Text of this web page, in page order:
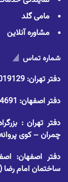
مامی گلد
مشاوره آنلاین
شماره تماس
دفتر تهران:021
دفتر اصفهان: 031
دفتر تهران :
چمران – کوی پروانه –
دفتر اصفهان:
ساختمان امام رضا